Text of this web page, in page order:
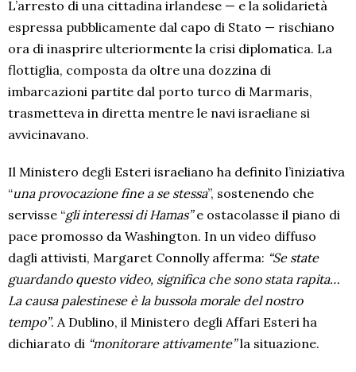
L’arresto di una cittadina irlandese — e la solidarietà
espressa pubblicamente dal capo di Stato — rischiano
ora di inasprire ulteriormente la crisi diplomatica. La
flottiglia, composta da oltre una dozzina di
imbarcazioni partite dal porto turco di Marmaris,
trasmetteva in diretta mentre le navi israeliane si
avvicinavano.
Il Ministero degli Esteri israeliano ha definito l’iniziativa
“una provocazione fine a se stessa”, sostenendo che
servisse “gli interessi di Hamas”e ostacolasse il piano di
pace promosso da Washington. In un video diffuso
dagli attivisti, Margaret Connolly afferma: “Se state
guardando questo video, significa che sono stata rapita…
La causa palestinese è la bussola morale del nostro
tempo”. A Dublino, il Ministero degli Affari Esteri ha
dichiarato di “monitorare attivamente”la situazione.